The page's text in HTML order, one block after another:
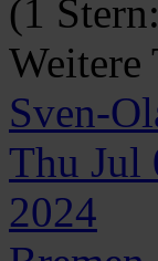
(1
Weitere
Sven-
Thu Jul
2024